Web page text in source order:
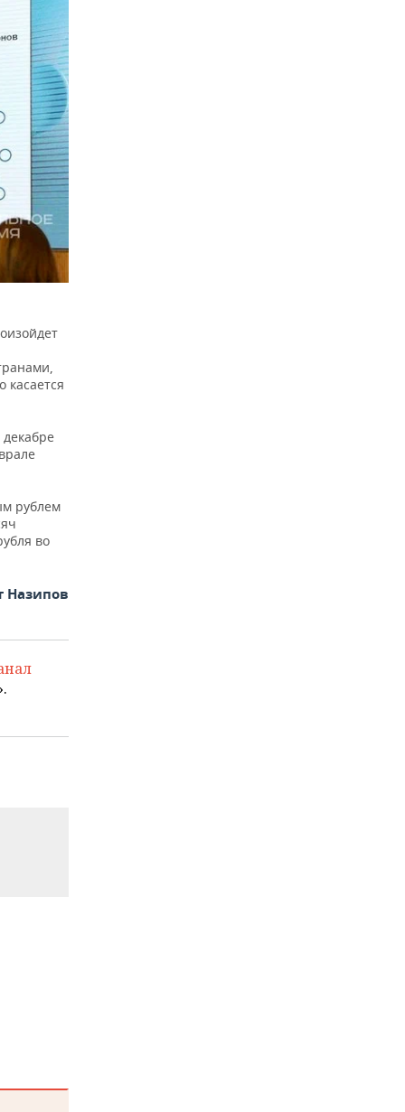
касается
рублем
во
Назипов